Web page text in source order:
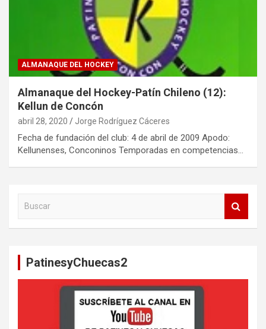
ALMANAQUE DEL HOCKEY
Almanaque del Hockey-Patín Chileno (12):
Kellun de Concón
abril 28, 2020 Jorge Rodríguez Cáceres
Fecha de fundación del club: 4 de abril de 2009 Apodo:
Kellunenses, Conconinos Temporadas en competencias…
PatinesyChuecas2